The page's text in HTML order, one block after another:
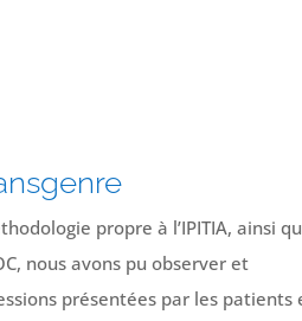
propre à l’IPITIA, ainsi
nous avons pu observer et
présentées par les patients